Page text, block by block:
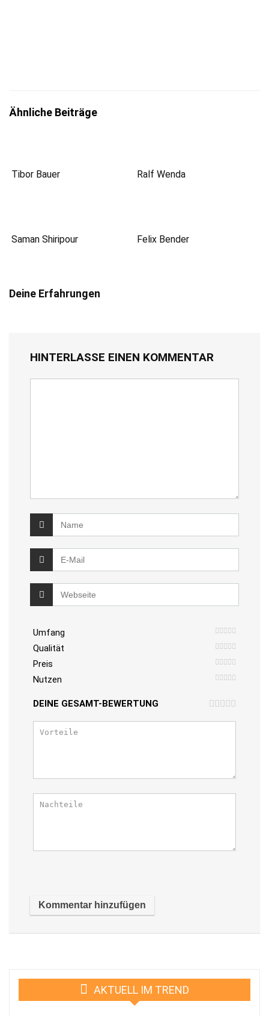
Ähnliche Beiträge
Tibor Bauer Ralf Wenda
Saman Shiripour Felix Bender
Deine Erfahrungen
HINTERLASSE EINEN KOMMENTAR
Umfang
Qualität
Preis
Nutzen
DEINE GESAMT-BEWERTUNG
AKTUELL IM TREND